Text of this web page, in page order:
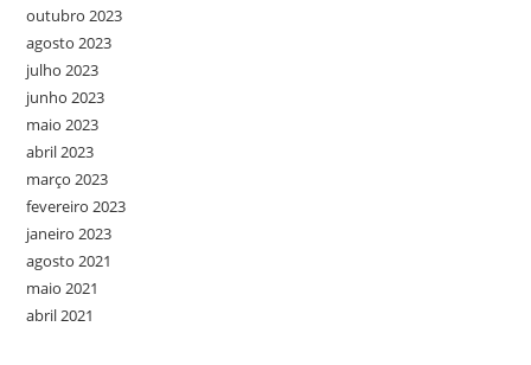
outubro 2023
agosto 2023
julho 2023
junho 2023
maio 2023
abril 2023
março 2023
fevereiro 2023
janeiro 2023
agosto 2021
maio 2021
abril 2021